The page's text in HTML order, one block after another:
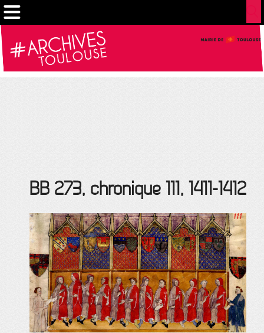
BB 273, chronique 111, 1411-1412
Gestion de vos préférences sur les cookies